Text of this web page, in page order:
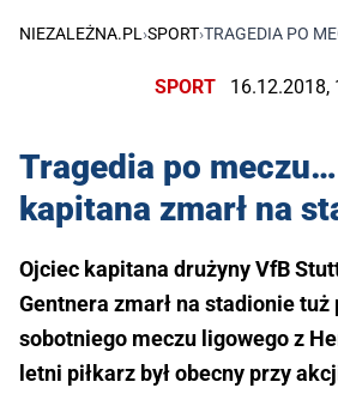
NIEZALEŻNA.PL ›SPORT›TRAGEDIA PO
SPORT 16.12.2018,
Tragedia po
kapitana zmarł na
Ojciec kapitana drużyny VfB
Gentnera zmarł na stadionie
sobotniego meczu ligowego z
letni piłkarz był obecny przy